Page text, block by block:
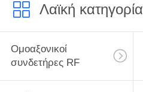
Λαϊκή κατηγορία
Ομοαξονικοί
συνδετήρες RF